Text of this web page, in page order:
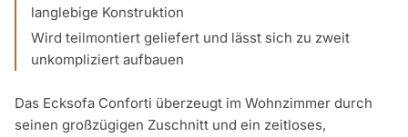
langlebige Konstruktion
Wird teilmontiert geliefert und lässt sich zu zweit
unkompliziert aufbauen
Das Ecksofa Conforti überzeugt im Wohnzimmer durch
seinen großzügigen Zuschnitt und ein zeitloses,